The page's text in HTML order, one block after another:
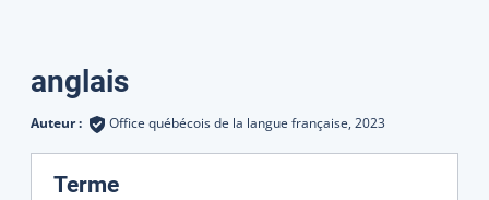
Traductions
anglais
Auteur : Office québécois de la langue française, 2023
Terme: